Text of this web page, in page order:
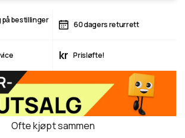
på bestillinger
60 dagers returrett
kr Prisløfte!
Ofte kjøpt sammen